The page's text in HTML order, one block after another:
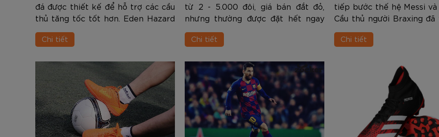
đá được thiết kế để hỗ trợ các cầu
thủ tăng tốc tốt hơn. Eden Hazard
tốc độ. Và anh luôn sử dụng Nike
Chi tiết
từ 2 - 5.000 đôi, giá bán đắt đỏ,
nhưng thường được đặt hết ngay
thửa riêng cho cầu thủ hiếm khi
dò...
Chi tiết
tiếp bước thế hệ Messi và
Cầu thủ người Braxing đã
hãng Nike - thương
Chi tiết